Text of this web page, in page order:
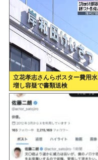
立花孝志さんらポスター費用水
増し容疑で書類送検